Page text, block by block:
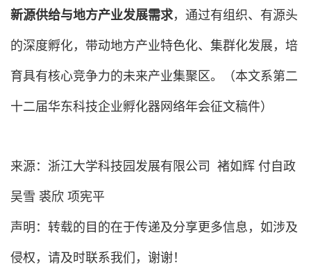
新源供给与地方产业发展需求，通过有组织、有源头
的深度孵化，带动地方产业特色化、集群化发展，培
育具有核心竞争力的未来产业集聚区。 （本文系第二
十二届华东科技企业孵化器网络年会征文稿件）
来源： 浙江大学科技园发展有限公司 褚如辉 付自政
吴雪 裘欣 项宪平
声明：转载的目的在于传递及分享更多信息，如涉及
侵权，请及时联系我们，谢谢！